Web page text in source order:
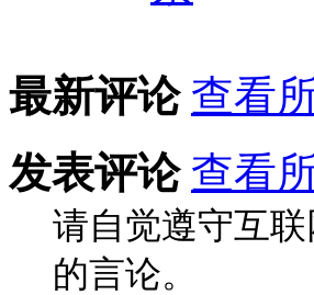
最新评论 查看
发表评论 查看
请自觉遵守互
的言论。